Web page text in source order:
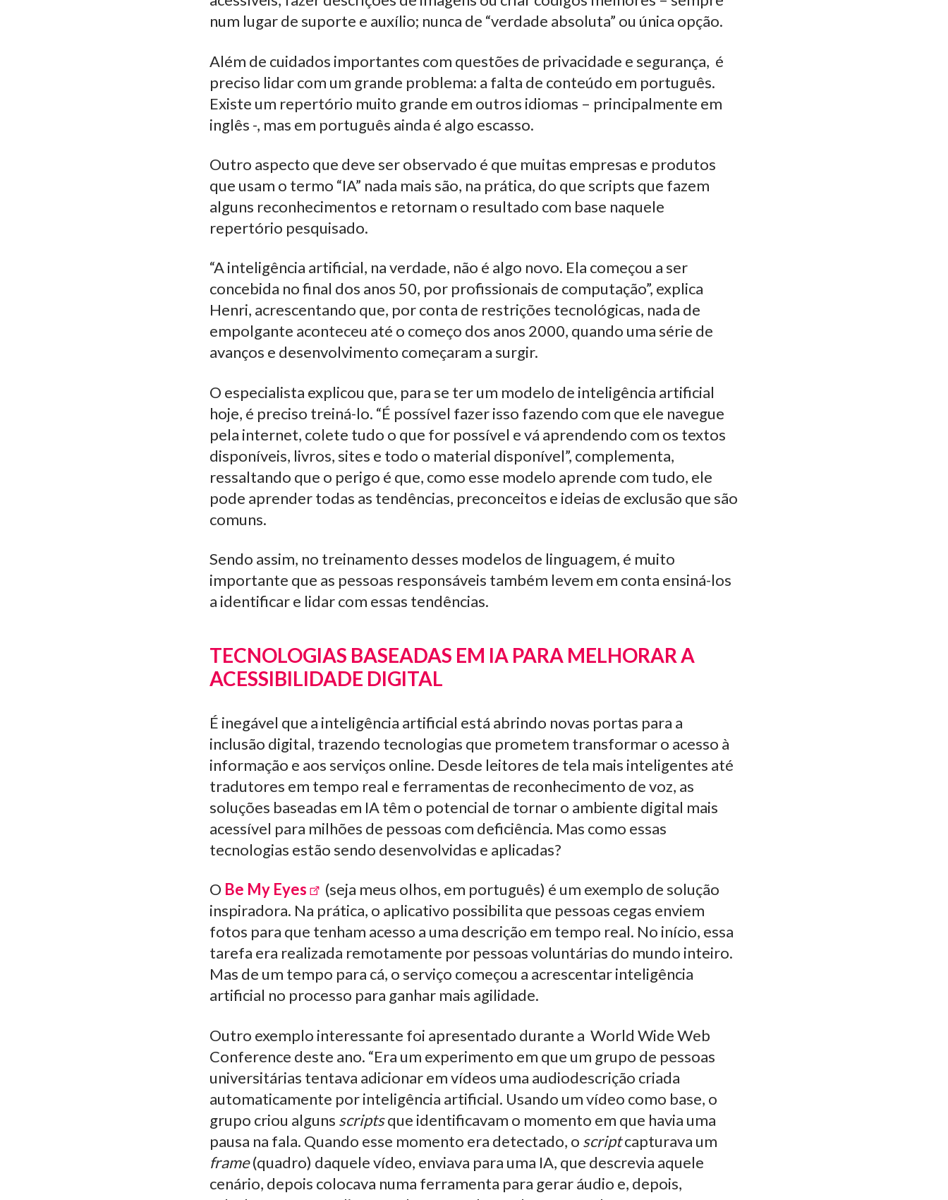
num lugar de suporte e auxílio; nunca de “verdade absoluta” ou única opção.
Além de cuidados importantes com questões de privacidade e segurança, é
preciso lidar com um grande problema: a falta de conteúdo em português.
Existe um repertório muito grande em outros idiomas – principalmente em
inglês -, mas em português ainda é algo escasso.
Outro aspecto que deve ser observado é que muitas empresas e produtos
que usam o termo “IA” nada mais são, na prática, do que scripts que fazem
alguns reconhecimentos e retornam o resultado com base naquele
repertório pesquisado.
“A inteligência artificial, na verdade, não é algo novo. Ela começou a ser
concebida no final dos anos 50, por profissionais de computação”, explica
Henri, acrescentando que, por conta de restrições tecnológicas, nada de
empolgante aconteceu até o começo dos anos 2000, quando uma série de
avanços e desenvolvimento começaram a surgir.
O especialista explicou que, para se ter um modelo de inteligência artificial
hoje, é preciso treiná-lo. “É possível fazer isso fazendo com que ele navegue
pela internet, colete tudo o que for possível e vá aprendendo com os textos
disponíveis, livros, sites e todo o material disponível”, complementa,
ressaltando que o perigo é que, como esse modelo aprende com tudo, ele
pode aprender todas as tendências, preconceitos e ideias de exclusão que são
comuns.
Sendo assim, no treinamento desses modelos de linguagem, é muito
importante que as pessoas responsáveis também levem em conta ensiná-los
a identificar e lidar com essas tendências.
TECNOLOGIAS BASEADAS EM IA PARA MELHORAR A
ACESSIBILIDADE DIGITAL
É inegável que a inteligência artificial está abrindo novas portas para a
inclusão digital, trazendo tecnologias que prometem transformar o acesso à
informação e aos serviços online. Desde leitores de tela mais inteligentes até
tradutores em tempo real e ferramentas de reconhecimento de voz, as
soluções baseadas em IA têm o potencial de tornar o ambiente digital mais
acessível para milhões de pessoas com deficiência. Mas como essas
tecnologias estão sendo desenvolvidas e aplicadas?
O Be My Eyes
(seja meus olhos, em português) é um exemplo de solução
inspiradora. Na prática, o aplicativo possibilita que pessoas cegas enviem
fotos para que tenham acesso a uma descrição em tempo real. No início, essa
tarefa era realizada remotamente por pessoas voluntárias do mundo inteiro.
Mas de um tempo para cá, o serviço começou a acrescentar inteligência
artificial no processo para ganhar mais agilidade.
Outro exemplo interessante foi apresentado durante a World Wide Web
Conference deste ano. “Era um experimento em que um grupo de pessoas
universitárias tentava adicionar em vídeos uma audiodescrição criada
automaticamente por inteligência artificial. Usando um vídeo como base, o
grupo criou alguns scriptsque identificavam o momento em que havia uma
pausa na fala. Quando esse momento era detectado, o scriptcapturava um
frame(quadro) daquele vídeo, enviava para uma IA, que descrevia aquele
cenário, depois colocava numa ferramenta para gerar áudio e, depois,